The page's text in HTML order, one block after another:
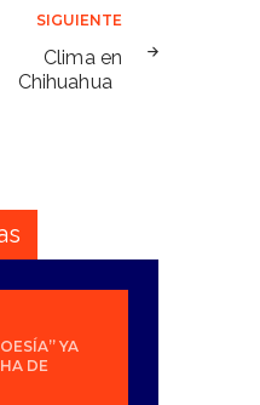
SIGUIENTE
Clima en
Chihuahua
YA
DE